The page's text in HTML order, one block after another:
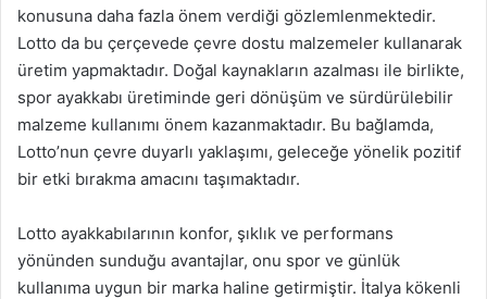
konusuna daha fazla önem verdiği gözlemlenmektedir.
Lotto da bu çerçevede çevre dostu malzemeler kullanarak
üretim yapmaktadır. Doğal kaynakların azalması ile birlikte,
spor ayakkabı üretiminde geri dönüşüm ve sürdürülebilir
malzeme kullanımı önem kazanmaktadır. Bu bağlamda,
Lotto’nun çevre duyarlı yaklaşımı, geleceğe yönelik pozitif
bir etki bırakma amacını taşımaktadır.
Lotto ayakkabılarının konfor, şıklık ve performans
yönünden sunduğu avantajlar, onu spor ve günlük
kullanıma uygun bir marka haline getirmiştir. İtalya kökenli